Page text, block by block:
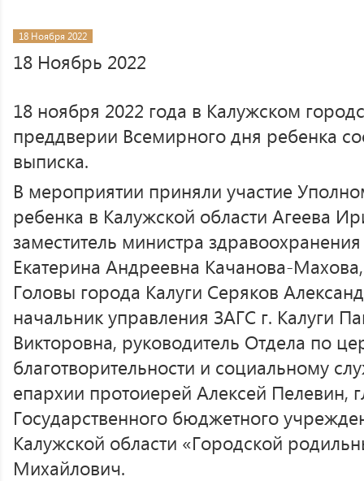
18 Ноября 2022
18 Ноябрь 2022
18 ноября 2022 года в Калужском
преддверии Всемирного дня ребенка
выписка.
В мероприятии приняли участие
ребенка в Калужской области Агеева
заместитель министра
Екатерина Андреевна Качанова-
Головы города Калуги Серяков
начальник управления ЗАГС г. Калуги
Викторовна, руководитель Отдела по
благотворительности и социальному
епархии протоиерей Алексей Пелевин,
Государственного бюджетного
Калужской области «Городской
Михайлович.